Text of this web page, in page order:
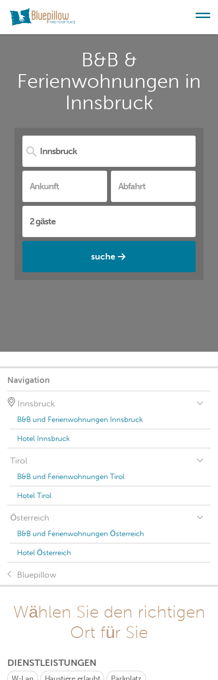
B&B &
Ferienwohnungen in
Innsbruck
suche
Navigation
Innsbruck
B&B und Ferienwohnungen Innsbruck
Hotel Innsbruck
Tirol
B&B und Ferienwohnungen Tirol
Hotel Tirol
Österreich
B&B und Ferienwohnungen Österreich
Hotel Österreich
Bluepillow
Wählen Sie den richtigen
Ort für Sie
DIENSTLEISTUNGEN